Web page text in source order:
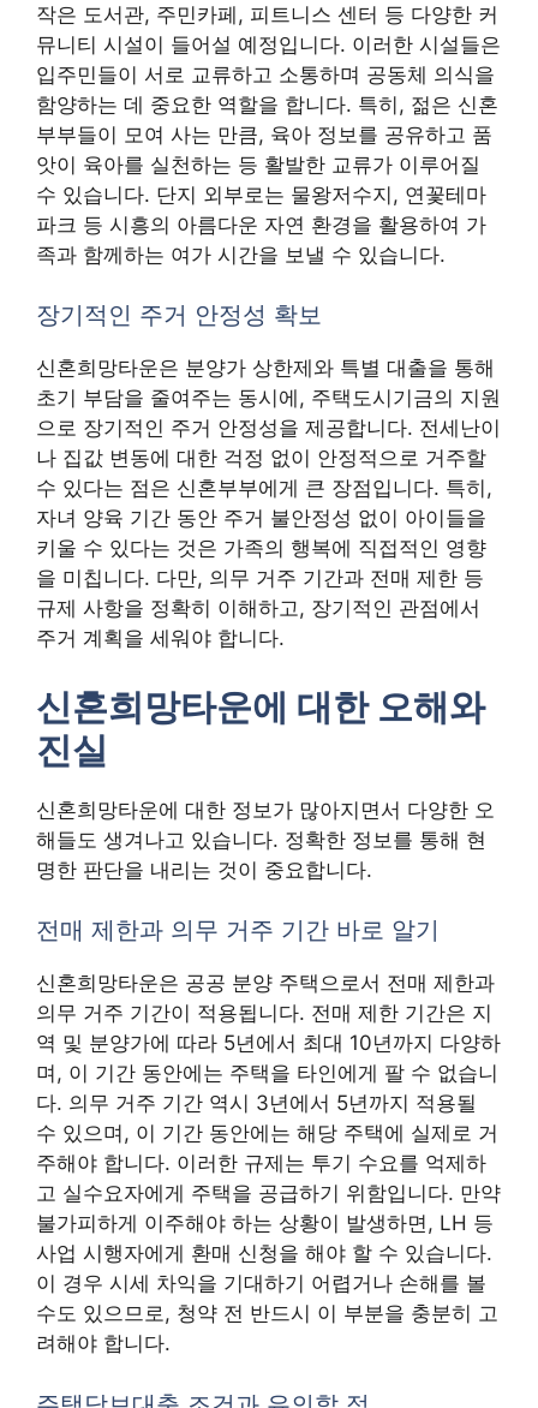
작은 도서관, 주민카페, 피트니스 센터 등 다양한 커
뮤니티 시설이 들어설 예정입니다. 이러한 시설들은
입주민들이 서로 교류하고 소통하며 공동체 의식을
함양하는 데 중요한 역할을 합니다. 특히, 젊은 신혼
부부들이 모여 사는 만큼, 육아 정보를 공유하고 품
앗이 육아를 실천하는 등 활발한 교류가 이루어질
수 있습니다. 단지 외부로는 물왕저수지, 연꽃테마
파크 등 시흥의 아름다운 자연 환경을 활용하여 가
족과 함께하는 여가 시간을 보낼 수 있습니다.
장기적인 주거 안정성 확보
신혼희망타운은 분양가 상한제와 특별 대출을 통해
초기 부담을 줄여주는 동시에, 주택도시기금의 지원
으로 장기적인 주거 안정성을 제공합니다. 전세난이
나 집값 변동에 대한 걱정 없이 안정적으로 거주할
수 있다는 점은 신혼부부에게 큰 장점입니다. 특히,
자녀 양육 기간 동안 주거 불안정성 없이 아이들을
키울 수 있다는 것은 가족의 행복에 직접적인 영향
을 미칩니다. 다만, 의무 거주 기간과 전매 제한 등
규제 사항을 정확히 이해하고, 장기적인 관점에서
주거 계획을 세워야 합니다.
신혼희망타운에 대한 오해와
진실
신혼희망타운에 대한 정보가 많아지면서 다양한 오
해들도 생겨나고 있습니다. 정확한 정보를 통해 현
명한 판단을 내리는 것이 중요합니다.
전매 제한과 의무 거주 기간 바로 알기
신혼희망타운은 공공 분양 주택으로서 전매 제한과
의무 거주 기간이 적용됩니다. 전매 제한 기간은 지
역 및 분양가에 따라 5년에서 최대 10년까지 다양하
며, 이 기간 동안에는 주택을 타인에게 팔 수 없습니
다. 의무 거주 기간 역시 3년에서 5년까지 적용될
수 있으며, 이 기간 동안에는 해당 주택에 실제로 거
주해야 합니다. 이러한 규제는 투기 수요를 억제하
고 실수요자에게 주택을 공급하기 위함입니다. 만약
불가피하게 이주해야 하는 상황이 발생하면, LH 등
사업 시행자에게 환매 신청을 해야 할 수 있습니다.
이 경우 시세 차익을 기대하기 어렵거나 손해를 볼
수도 있으므로, 청약 전 반드시 이 부분을 충분히 고
려해야 합니다.